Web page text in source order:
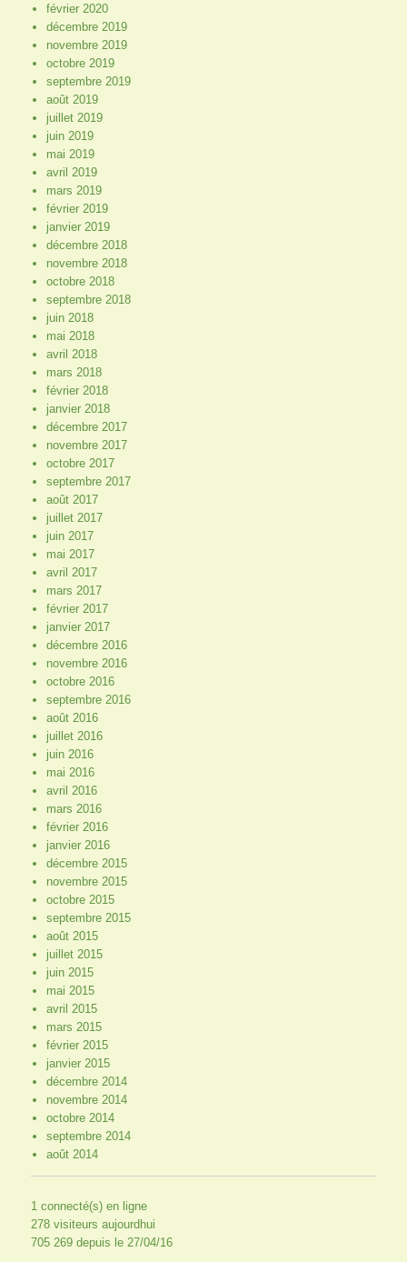
février 2020
décembre 2019
novembre 2019
octobre 2019
septembre 2019
août 2019
juillet 2019
juin 2019
mai 2019
avril 2019
mars 2019
février 2019
janvier 2019
décembre 2018
novembre 2018
octobre 2018
septembre 2018
juin 2018
mai 2018
avril 2018
mars 2018
février 2018
janvier 2018
décembre 2017
novembre 2017
octobre 2017
septembre 2017
août 2017
juillet 2017
juin 2017
mai 2017
avril 2017
mars 2017
février 2017
janvier 2017
décembre 2016
novembre 2016
octobre 2016
septembre 2016
août 2016
juillet 2016
juin 2016
mai 2016
avril 2016
mars 2016
février 2016
janvier 2016
décembre 2015
novembre 2015
octobre 2015
septembre 2015
août 2015
juillet 2015
juin 2015
mai 2015
avril 2015
mars 2015
février 2015
janvier 2015
décembre 2014
novembre 2014
octobre 2014
septembre 2014
août 2014
1 connecté(s) en ligne
278 visiteurs aujourdhui
705 269 depuis le 27/04/16